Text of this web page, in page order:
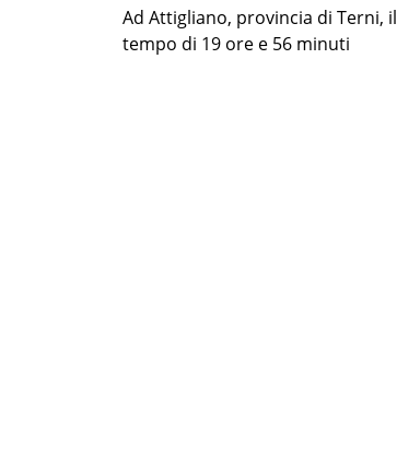
Ad Attigliano, provincia di Terni,
tempo di 19 ore e 56 minuti